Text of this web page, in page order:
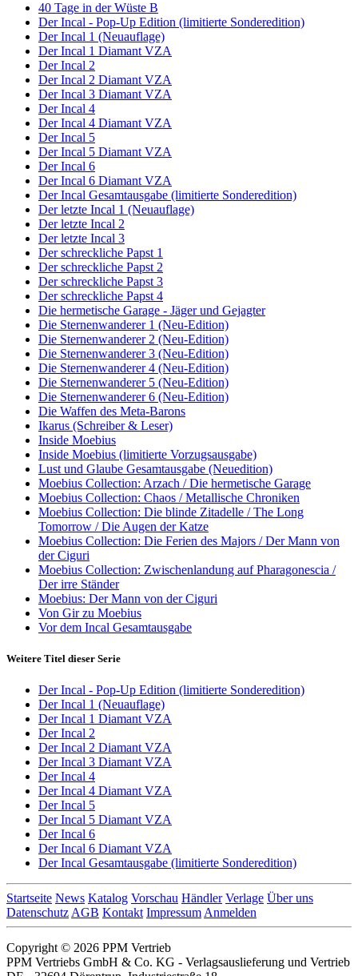
40 Tage in der Wüste B
Der Incal - Pop-Up Edition (limitierte Sonderedition)
Der Incal 1 (Neuauflage)
Der Incal 1 Diamant VZA
Der Incal 2
Der Incal 2 Diamant VZA
Der Incal 3 Diamant VZA
Der Incal 4
Der Incal 4 Diamant VZA
Der Incal 5
Der Incal 5 Diamant VZA
Der Incal 6
Der Incal 6 Diamant VZA
Der Incal Gesamtausgabe (limitierte Sonderedition)
Der letzte Incal 1 (Neuauflage)
Der letzte Incal 2
Der letzte Incal 3
Der schreckliche Papst 1
Der schreckliche Papst 2
Der schreckliche Papst 3
Der schreckliche Papst 4
Die hermetische Garage - Jäger und Gejagter
Die Sternenwanderer 1 (Neu-Edition)
Die Sternenwanderer 2 (Neu-Edition)
Die Sternenwanderer 3 (Neu-Edition)
Die Sternenwanderer 4 (Neu-Edition)
Die Sternenwanderer 5 (Neu-Edition)
Die Sternenwanderer 6 (Neu-Edition)
Die Waffen des Meta-Barons
Ikarus (Schreiber & Leser)
Inside Moebius
Inside Moebius (limitierte Vorzugsausgabe)
Lust und Glaube Gesamtausgabe (Neuedition)
Moebius Collection: Arzach / Die hermetische Garage
Moebius Collection: Chaos / Metallische Chroniken
Moebius Collection: Die blinde Zitadelle / The Long
Tomorrow / Die Augen der Katze
Moebius Collection: Die Ferien des Majors / Der Mann von
der Ciguri
Moebius Collection: Zwischenlandung auf Pharagonescia /
Der irre Ständer
Moebius: Der Mann von der Ciguri
Von Gir zu Moebius
Vor dem Incal Gesamtausgabe
Weitere Titel dieser Serie
Der Incal - Pop-Up Edition (limitierte Sonderedition)
Der Incal 1 (Neuauflage)
Der Incal 1 Diamant VZA
Der Incal 2
Der Incal 2 Diamant VZA
Der Incal 3 Diamant VZA
Der Incal 4
Der Incal 4 Diamant VZA
Der Incal 5
Der Incal 5 Diamant VZA
Der Incal 6
Der Incal 6 Diamant VZA
Der Incal Gesamtausgabe (limitierte Sonderedition)
Startseite News Katalog Vorschau Händler Verlage Über uns
Datenschutz AGB Kontakt Impressum Anmelden
Copyright © 2026 PPM Vertrieb
PPM Vertriebs GmbH & Co. KG - Verlagsauslieferung und Vertrieb